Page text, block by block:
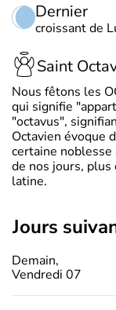
Dernier
croissant de
Saint
Nous fêtons les
qui signifie
"octavus",
Octavien évoque
certaine noblesse
de nos jours, plus
latine.
jours
Demain,
Vendredi 07